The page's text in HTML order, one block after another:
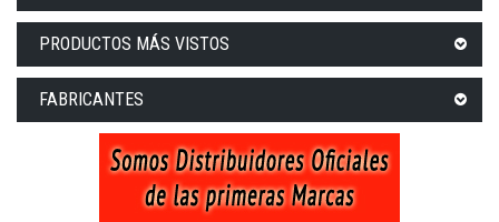
PRODUCTOS MÁS VISTOS
FABRICANTES